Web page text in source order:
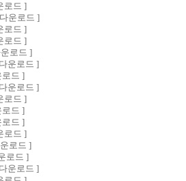
로드 ]
운로드 ]
로드 ]
로드 ]
로드 ]
운로드 ]
로드 ]
운로드 ]
로드 ]
로드 ]
로드 ]
로드 ]
로드 ]
로드 ]
운로드 ]